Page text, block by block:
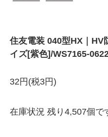
住友電装 040型HX｜HV
イズ[紫色]/WS7165-
32円(税3円)
在庫状況 残り4,507個で